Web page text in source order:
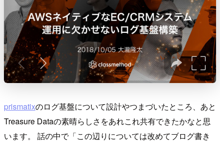
prismatixのログ基盤について設計やつまづいたところ、あと
Treasure Dataの素晴らしさをあれこれ共有できたかなと思
います。 話の中で「この辺りについては改めてブログ書き